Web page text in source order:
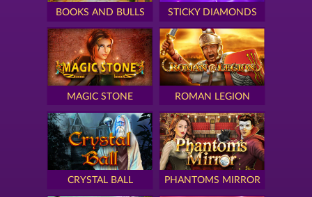
BOOKS AND BULLS STICKY DIAMONDS
MAGIC STONE ROMAN LEGION
CRYSTAL BALL PHANTOMS MIRROR